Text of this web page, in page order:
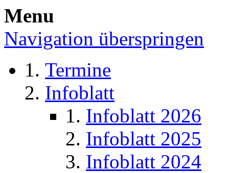
Menu
Navigation überspringen
Termine
Infoblatt
Infoblatt 2026
Infoblatt 2025
Infoblatt 2024